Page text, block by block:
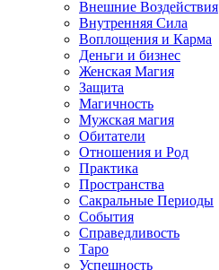
Внешние Воздействия
Внутренняя Сила
Воплощения и Карма
Деньги и бизнес
Женская Магия
Защита
Магичность
Мужская магия
Обитатели
Отношения и Род
Практика
Пространства
Сакральные Периоды
События
Справедливость
Таро
Успешность